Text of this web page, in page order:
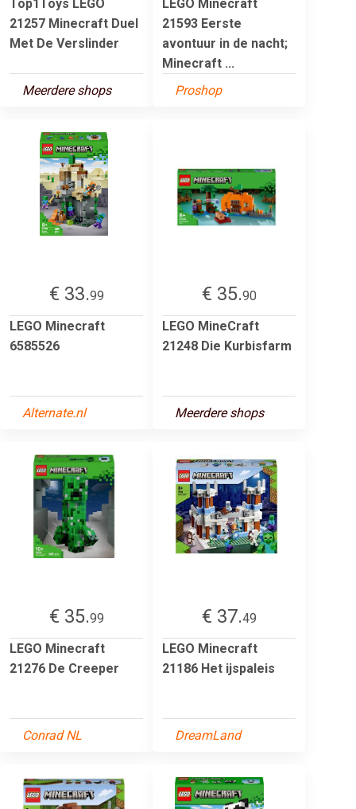
Top1Toys LEGO
21257 Minecraft Duel
Met De Verslinder
Meerdere shops
LEGO Minecraft
21593 Eerste
avontuur in de nacht;
Minecraft ...
Proshop
€ 33.99
LEGO Minecraft
6585526
Alternate.nl
€ 35.90
LEGO MineCraft
21248 Die Kurbisfarm
Meerdere shops
€ 35.99
LEGO Minecraft
21276 De Creeper
Conrad NL
€ 37.49
LEGO Minecraft
21186 Het ijspaleis
DreamLand